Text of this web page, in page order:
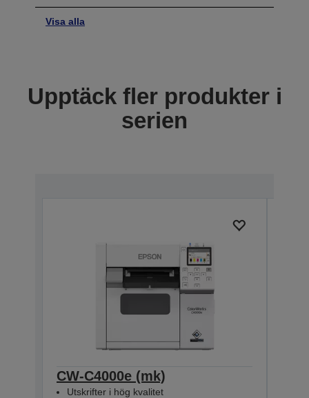
Visa alla
Upptäck fler produkter i
serien
CW-C4000e (mk)
Utskrifter i hög kvalitet